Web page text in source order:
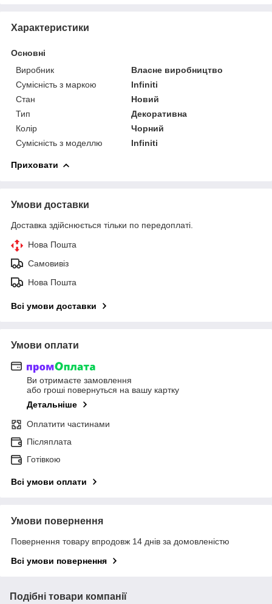
Характеристики
Основні
Виробник
Власне виробництво
Сумісність з маркою
Infiniti
Стан
Новий
Тип
Декоративна
Колір
Чорний
Сумісність з моделлю
Infiniti
Приховати
Умови доставки
Доставка здійснюється тільки по передоплаті.
Нова Пошта
Самовивіз
Нова Пошта
Всі умови доставки
Умови оплати
Ви отримаєте замовлення
або гроші повернуться на вашу картку
Детальніше
Оплатити частинами
Післяплата
Готівкою
Всі умови оплати
Умови повернення
Повернення товару впродовж 14 днів за домовленістю
Всі умови повернення
Подібні товари компанії